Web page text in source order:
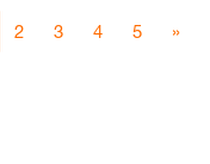
2 3 4 5 »